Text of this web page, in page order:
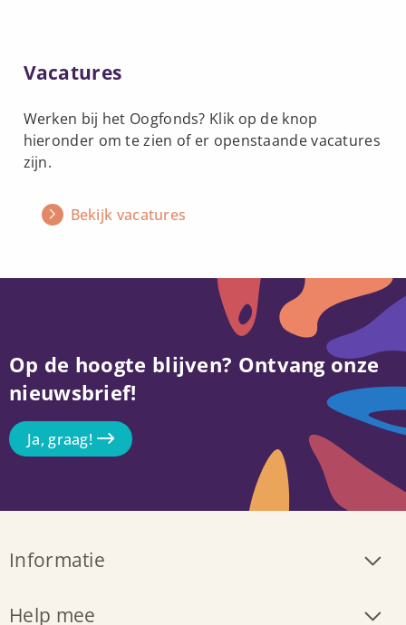
Vacatures
Werken bij het Oogfonds? Klik op de knop
hieronder om te zien of er openstaande vacatures
zijn.
Bekijk vacatures
Lees
over
Vacatures
Op de hoogte blijven? Ontvang onze
nieuwsbrief!
Ja, graag!
Informatie
Help mee